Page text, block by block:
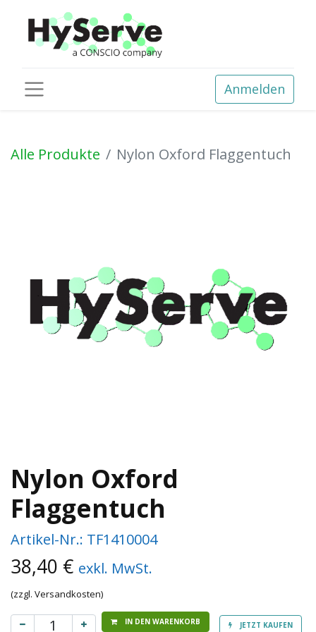
Anmelden
Alle Produkte Nylon Oxford Flaggentuch
Nylon Oxford
Flaggentuch
Artikel-Nr.: TF1410004
38,40 € exkl. MwSt.
(zzgl. Versandkosten)
IN DEN WARENKORB JETZT KAUFEN